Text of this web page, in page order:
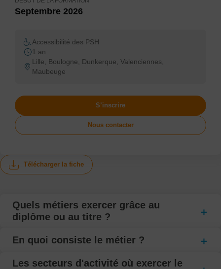
Télécharger la fiche
Quels métiers exercer grâce au
diplôme ou au titre ?
En quoi consiste le métier ?
Les secteurs d'activité où exercer le
Septembre 2026
Accessibilité des PSH
1 an
Lille, Boulogne, Dunkerque, Valenciennes,
Maubeuge
S’inscrire
Nous contacter